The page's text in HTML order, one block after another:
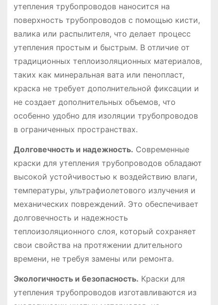
утепления трубопроводов наносится на
поверхность трубопроводов с помощью кисти,
валика или распылителя, что делает процесс
утепления простым и быстрым. В отличие от
традиционных теплоизоляционных материалов,
таких как минеральная вата или пенопласт,
краска не требует дополнительной фиксации и
не создает дополнительных объемов, что
особенно удобно для изоляции трубопроводов
в ограниченных пространствах.
Долговечность и надежность. Современные
краски для утепления трубопроводов обладают
высокой устойчивостью к воздействию влаги,
температуры, ультрафиолетового излучения и
механических повреждений. Это обеспечивает
долговечность и надежность
теплоизоляционного слоя, который сохраняет
свои свойства на протяжении длительного
времени, не требуя замены или ремонта.
Экологичность и безопасность. Краски для
утепления трубопроводов изготавливаются из